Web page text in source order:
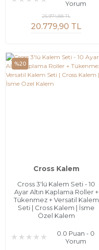
Yorum
20.779,90 TL
25.974,88 TL
%20
Cross Kalem
Cross 3'lü Kalem Seti - 10
Ayar Altın Kaplama Roller +
Tükenmez + Versatil Kalem
Seti | Cross Kalem | İsme
Özel Kalem
0.0 Puan - 0
Yorum